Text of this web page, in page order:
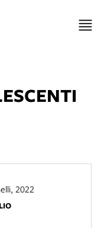
, 2022